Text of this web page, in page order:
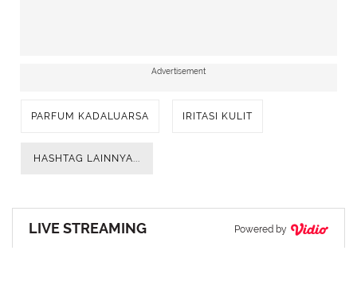
Advertisement
PARFUM KADALUARSA IRITASI KULIT
HASHTAG LAINNYA...
LIVE STREAMING Powered by